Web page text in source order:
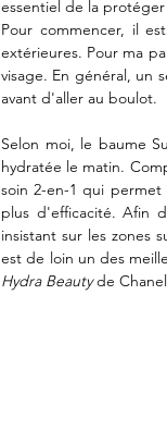
essentiel de la
Pour commencer, il
extérieures. Pour ma
visage. En général, un
avant d'aller au boulot.
Selon moi, le baume
hydratée le matin.
soin 2-en-1 qui
plus d'efficacité. Afin
insistant sur les zones
est de loin un des
Hydra Beauty de